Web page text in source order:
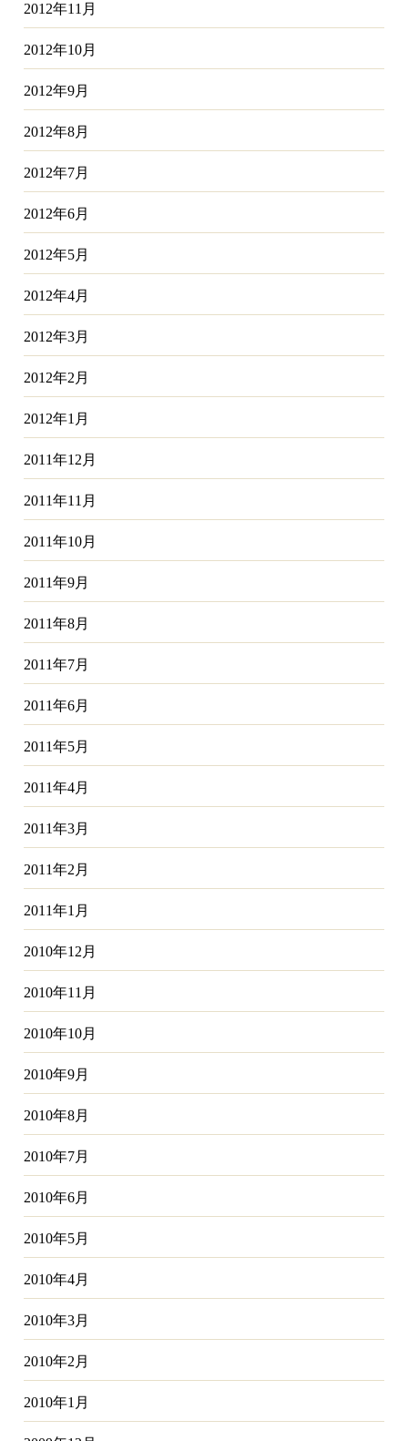
2012年11月
2012年10月
2012年9月
2012年8月
2012年7月
2012年6月
2012年5月
2012年4月
2012年3月
2012年2月
2012年1月
2011年12月
2011年11月
2011年10月
2011年9月
2011年8月
2011年7月
2011年6月
2011年5月
2011年4月
2011年3月
2011年2月
2011年1月
2010年12月
2010年11月
2010年10月
2010年9月
2010年8月
2010年7月
2010年6月
2010年5月
2010年4月
2010年3月
2010年2月
2010年1月